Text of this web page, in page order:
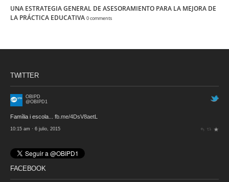
UNA ESTRATEGIA GENERAL DE ASESORAMIENTO PARA LA MEJORA DE
LA PRÁCTICA EDUCATIVA 0 comments
TWITTER
OBIPD
@OBIPD1
Família i escola... fb.me/4DsV8aetL
10:15 am · 6 julio, 2015
FACEBOOK